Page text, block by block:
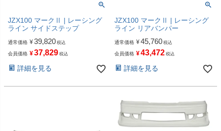
JZX100 マークⅡ | レーシング
ライン サイドステップ
通常価格 ¥39,820 税込
会員価格 ¥37,829 税込
詳細を見る
JZX100 マークⅡ | レーシング
ライン リアバンパー
通常価格 ¥45,760 税込
会員価格 ¥43,472 税込
詳細を見る